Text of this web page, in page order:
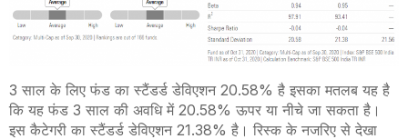
3 साल के लिए फंड का स्टैंडर्ड डेविएशन 20.58% है इसका मतलब यह है
कि यह फंड 3 साल की अवधि में 20.58% ऊपर या नीचे जा सकता है।
इस कैटेगरी का स्टैंडर्ड डेविएशन 21.38% है। रिस्क के नजरिए से देखा